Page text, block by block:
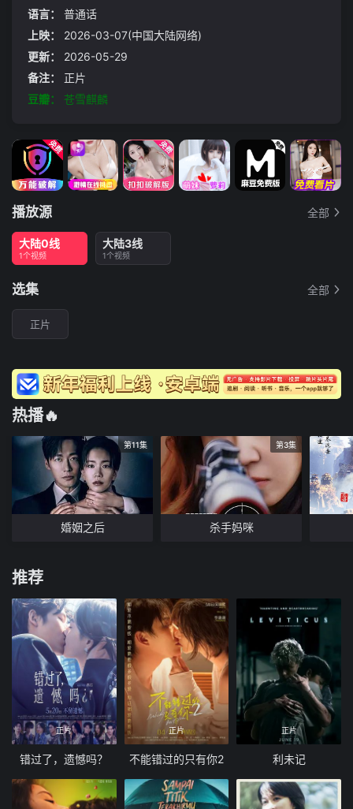
语言：
普通话
上映：
2026-03-07(中国大陆网络)
更新：
2026-05-29
备注：
正片
豆瓣：
苍雪麒麟
播放源 全部
大陆0线
1个视频
大陆3线
1个视频
选集 全部
正片
热播🔥
第11集
婚姻之后
第3集
杀手妈咪
推荐
正片
错过了，遗憾吗？
正片
不能错过的只有你2
正片
利未记